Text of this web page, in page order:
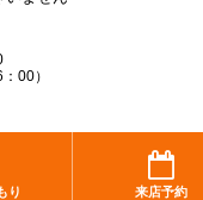
00）
り 来店予約